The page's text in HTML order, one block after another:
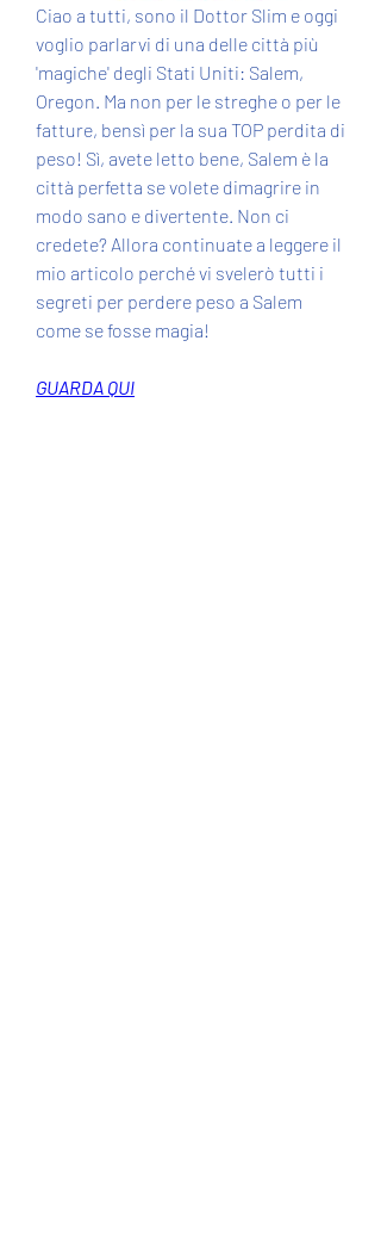
Ciao a tutti, sono il Dottor Slim e oggi
voglio parlarvi di una delle città più
'magiche' degli Stati Uniti: Salem,
Oregon. Ma non per le streghe o per le
fatture, bensì per la sua TOP perdita di
peso! Sì, avete letto bene, Salem è la
città perfetta se volete dimagrire in
modo sano e divertente. Non ci
credete? Allora continuate a leggere il
mio articolo perché vi svelerò tutti i
segreti per perdere peso a Salem
come se fosse magia!
GUARDA QUI